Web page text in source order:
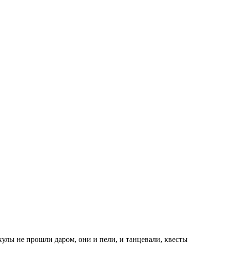
не прошли даром, они и пели, и танцевали, квесты